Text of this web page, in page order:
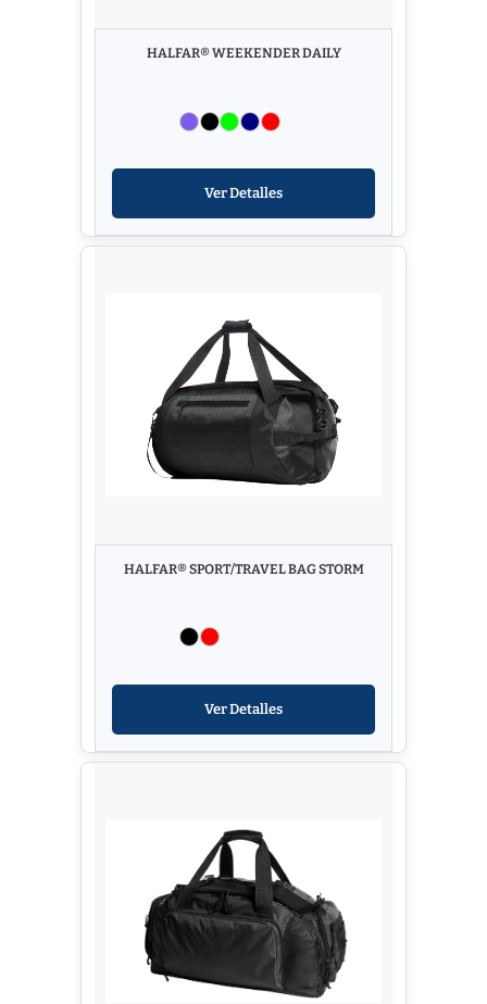
HALFAR® WEEKENDER DAILY
Ver Detalles
HALFAR® SPORT/TRAVEL BAG STORM
Ver Detalles